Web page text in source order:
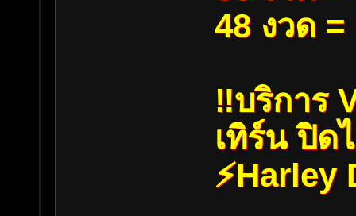
48 งวด =
‼️บริการ
เทิร์น ปิด
⚡️Harley